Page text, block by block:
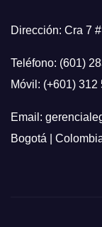
Dirección: Cra 7
Teléfono: (601)
Móvil: (+601)
Email:
Bogotá |